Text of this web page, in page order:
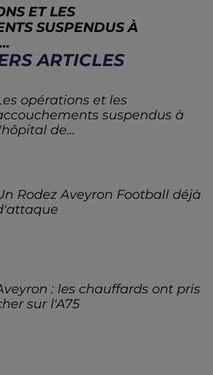
ET LES
SUSPENDUS À
ARTICLES
opérations et les
suspendus à
de...
Rodez Aveyron Football déjà
: les chauffards ont pris
sur l'A75